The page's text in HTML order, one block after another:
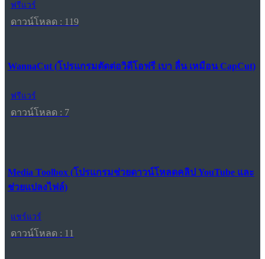
ฟรีแวร์
ดาวน์โหลด : 119
WannaCut (โปรแกรมตัดต่อวิดีโอฟรี เบา ลื่น เหมือน CapCut)
ฟรีแวร์
ดาวน์โหลด : 7
Media Toolbox (โปรแกรมช่วยดาวน์โหลดคลิป YouTube และ
ช่วยแปลงไฟล์)
แชร์แวร์
ดาวน์โหลด : 11